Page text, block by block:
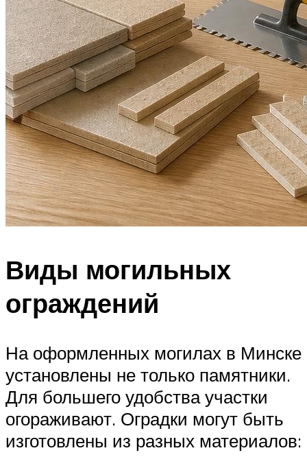
Виды могильных
ограждений
На оформленных могилах в Минске
установлены не только памятники.
Для большего удобства участки
огораживают. Оградки могут быть
изготовлены из разных материалов: